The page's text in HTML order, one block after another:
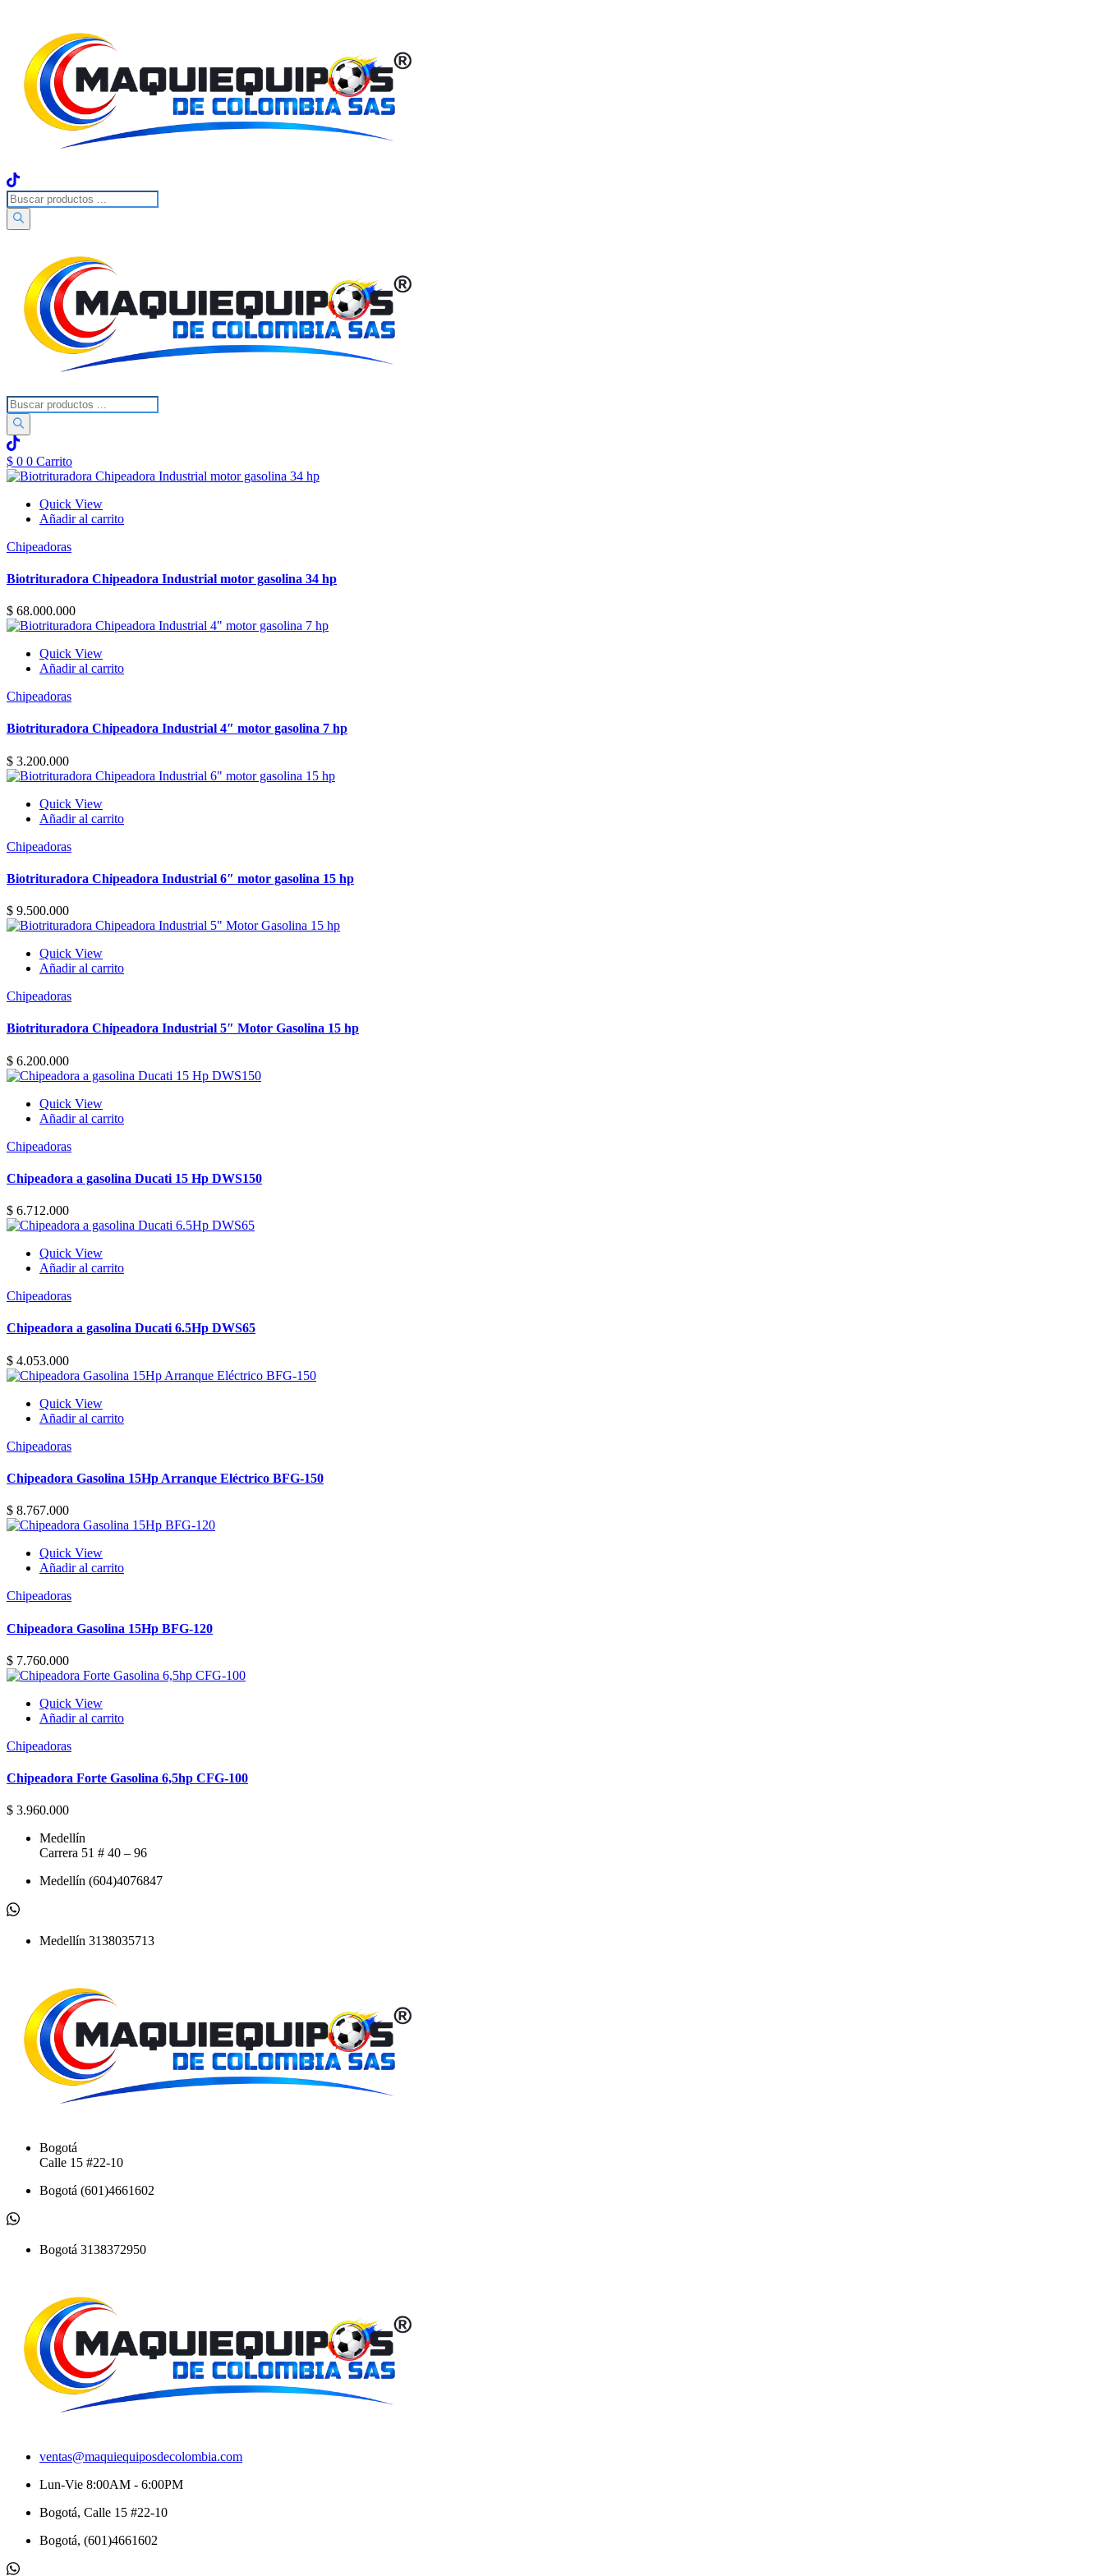
contenido
Búsqueda
de
productos
Búsqueda
de
productos
$ 0 0 Carrito
Quick View
Añadir al carrito
Chipeadoras
Biotrituradora Chipeadora Industrial motor gasolina 34 hp
$ 68.000.000
Quick View
Añadir al carrito
Chipeadoras
Biotrituradora Chipeadora Industrial 4″ motor gasolina 7 hp
$ 3.200.000
Quick View
Añadir al carrito
Chipeadoras
Biotrituradora Chipeadora Industrial 6″ motor gasolina 15 hp
$ 9.500.000
Quick View
Añadir al carrito
Chipeadoras
Biotrituradora Chipeadora Industrial 5″ Motor Gasolina 15 hp
$ 6.200.000
Quick View
Añadir al carrito
Chipeadoras
Chipeadora a gasolina Ducati 15 Hp DWS150
$ 6.712.000
Quick View
Añadir al carrito
Chipeadoras
Chipeadora a gasolina Ducati 6.5Hp DWS65
$ 4.053.000
Quick View
Añadir al carrito
Chipeadoras
Chipeadora Gasolina 15Hp Arranque Eléctrico BFG-150
$ 8.767.000
Quick View
Añadir al carrito
Chipeadoras
Chipeadora Gasolina 15Hp BFG-120
$ 7.760.000
Quick View
Añadir al carrito
Chipeadoras
Chipeadora Forte Gasolina 6,5hp CFG-100
$ 3.960.000
Medellín
Carrera 51 # 40 – 96​
Medellín (604)4076847
Medellín 3138035713
Bogotá
Calle 15 #22-10
Bogotá (601)4661602
Bogotá 3138372950
ventas@maquiequiposdecolombia.com
Lun-Vie 8:00AM - 6:00PM
Bogotá, Calle 15 #22-10
Bogotá, (601)4661602